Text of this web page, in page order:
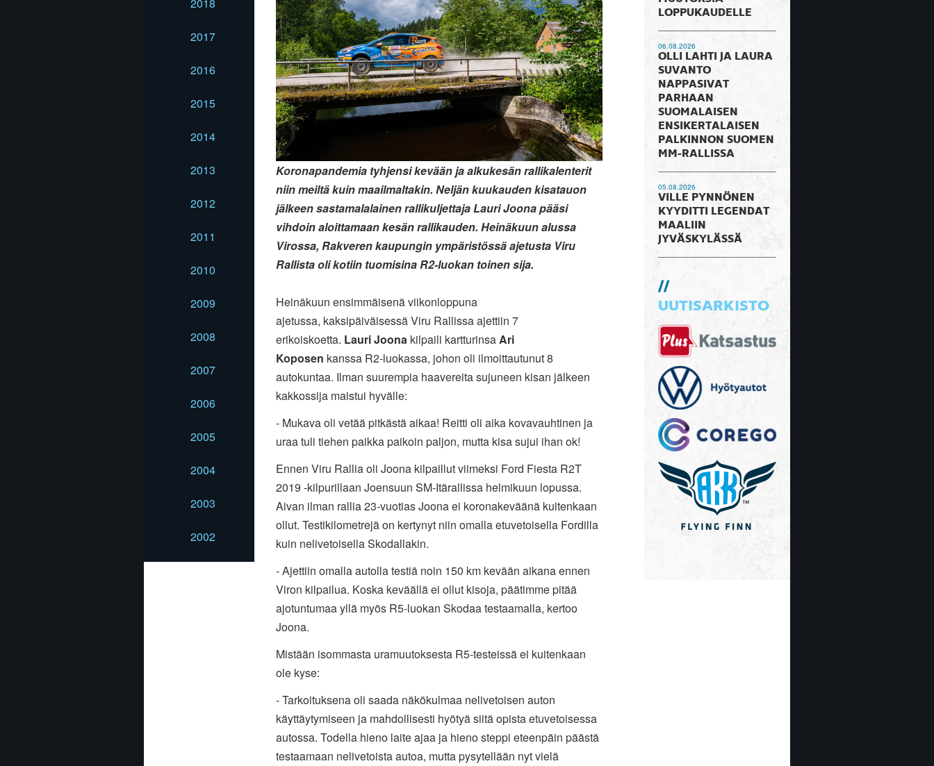
2017
2016
2015
2014
2013
2012
2011
2010
2009
2008
2007
2006
2005
2004
2003
2002
Koronapandemia tyhjensi kevään ja alkukesän rallikalenterit
niin meiltä kuin maailmaltakin. Neljän kuukauden kisatauon
jälkeen sastamalalainen rallikuljettaja Lauri Joona pääsi
vihdoin aloittamaan kesän rallikauden. Heinäkuun alussa
Virossa, Rakveren kaupungin ympäristössä ajetusta Viru
Rallista oli kotiin tuomisina R2-luokan toinen sija.
Heinäkuun ensimmäisenä viikonloppuna
ajetussa, kaksipäiväisessä Viru Rallissa ajettiin 7
erikoiskoetta. Lauri Joonakilpaili kartturinsaAri
Koposen kanssa R2-luokassa, johon oli ilmoittautunut 8
autokuntaa. Ilman suurempia haavereita sujuneen kisan jälkeen
kakkossija maistui hyvälle:
- Mukava oli vetää pitkästä aikaa! Reitti oli aika kovavauhtinen ja
uraa tuli tiehen paikka paikoin paljon, mutta kisa sujui ihan ok!
Ennen Viru Rallia oli Joona kilpaillut viimeksi Ford Fiesta R2T
2019 -kilpurillaan Joensuun SM-Itärallissa helmikuun lopussa.
Aivan ilman rallia 23-vuotias Joona ei koronakeväänä kuitenkaan
ollut. Testikilometrejä on kertynyt niin omalla etuvetoisella Fordilla
kuin nelivetoisella Skodallakin.
- Ajettiin omalla autolla testiä noin 150 km kevään aikana ennen
Viron kilpailua. Koska keväällä ei ollut kisoja, päätimme pitää
ajotuntumaa yllä myös R5-luokan Skodaa testaamalla, kertoo
Joona.
Mistään isommasta uramuutoksesta R5-testeissä ei kuitenkaan
ole kyse:
- Tarkoituksena oli saada näkökulmaa nelivetoisen auton
käyttäytymiseen ja mahdollisesti hyötyä siitä opista etuvetoisessa
autossa. Todella hieno laite ajaa ja hieno steppi eteenpäin päästä
testaamaan nelivetoista autoa, mutta pysytellään nyt vielä
LOPPUKAUDELLE
06.08.2026
OLLI LAHTI JA LAURA
SUVANTO
NAPPASIVAT
PARHAAN
SUOMALAISEN
ENSIKERTALAISEN
PALKINNON SUOMEN
MM-RALLISSA
05.08.2026
VILLE PYNNÖNEN
KYYDITTI LEGENDAT
MAALIIN
JYVÄSKYLÄSSÄ
UUTISARKISTO